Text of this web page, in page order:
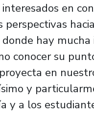
en
perspectivas
hay mucha
conocer su
en
y
y a los